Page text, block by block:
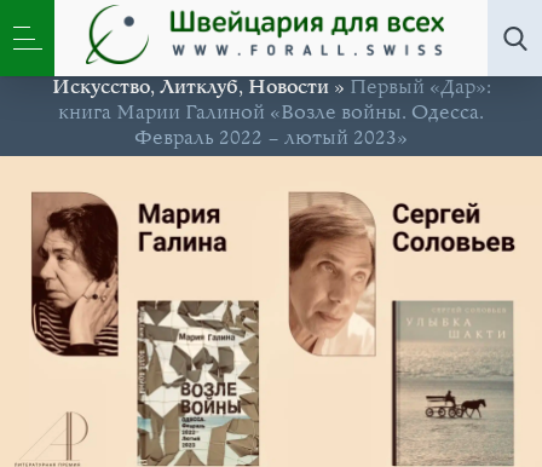
Искусство,Литклуб, Новости» Первый «Дар»:
книга Марии Галиной «Возле войны. Одесса.
Февраль 2022 – лютый 2023»